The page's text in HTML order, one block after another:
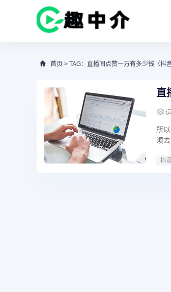
首页 > TAG：直播间点赞一万有多少钱（抖
直
所
须
抖